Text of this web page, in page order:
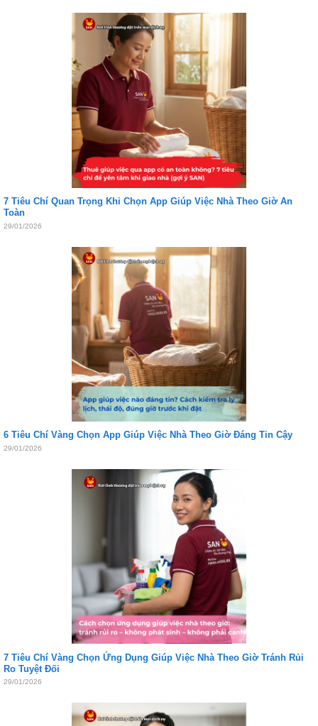
7 Tiêu Chí Quan Trọng Khi Chọn App Giúp Việc Nhà Theo Giờ An
Toàn
29/01/2026
6 Tiêu Chí Vàng Chọn App Giúp Việc Nhà Theo Giờ Đáng Tin Cậy
29/01/2026
7 Tiêu Chí Vàng Chọn Ứng Dụng Giúp Việc Nhà Theo Giờ Tránh Rủi
Ro Tuyệt Đối
29/01/2026